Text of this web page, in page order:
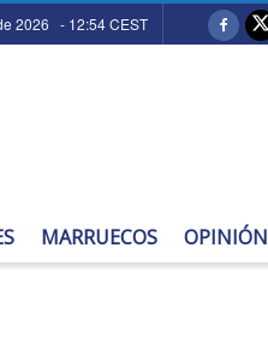
2026 - 12:54 CEST
MARRUECOS OPINIÓN